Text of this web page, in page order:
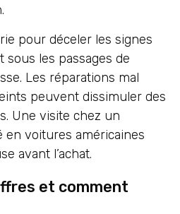
pour déceler les signes
les passages de
Les réparations mal
peuvent dissimuler des
Une visite chez un
en voitures américaines
avant l’achat.
et comment